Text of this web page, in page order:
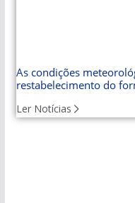
As condições
restabelecimento do
Ler Notícias